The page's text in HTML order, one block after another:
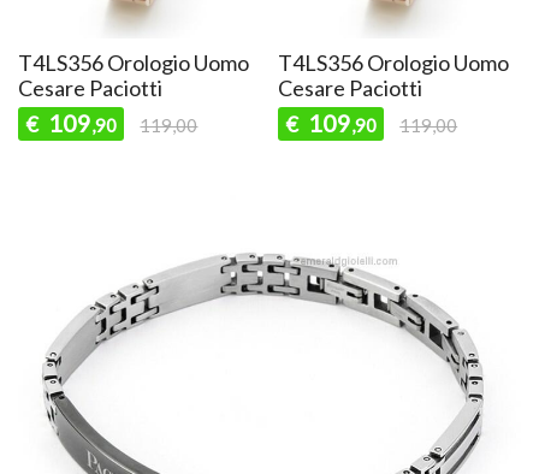
T4LS356 Orologio Uomo
Cesare Paciotti
€ 109,90 119,00
T4LS356 Orologio Uomo
Cesare Paciotti
€ 109,90 119,00